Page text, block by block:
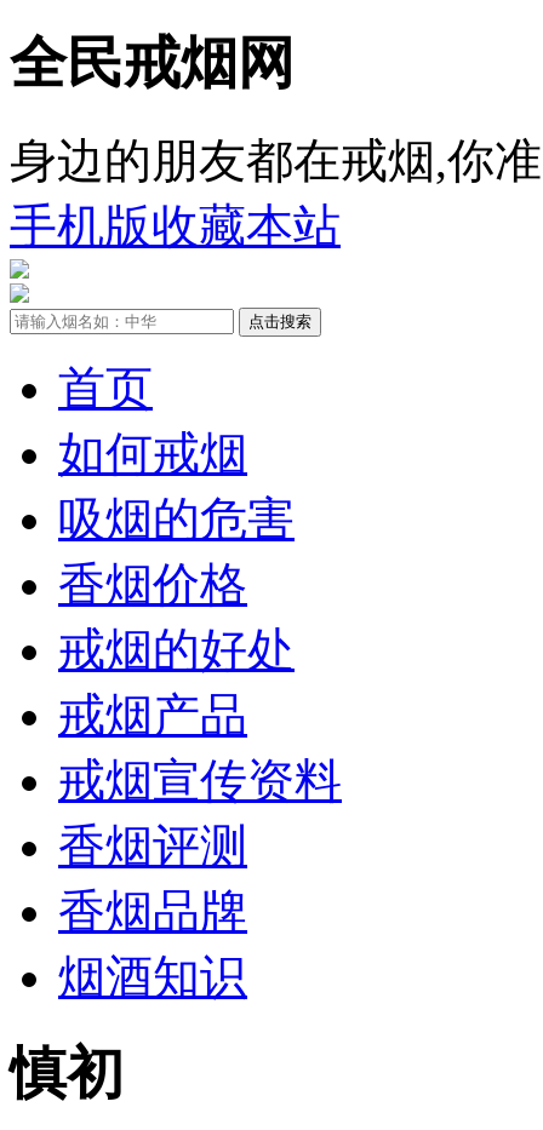
全民戒烟网
身边的朋友都在戒烟,你
手机版收藏本站
首页
如何戒烟
吸烟的危害
香烟价格
戒烟的好处
戒烟产品
戒烟宣传资料
香烟评测
香烟品牌
烟酒知识
慎初